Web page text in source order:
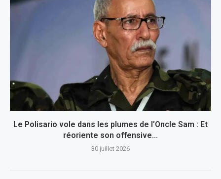
Le Polisario vole dans les plumes de l’Oncle Sam : Et
réoriente son offensive...
30 juillet 2026